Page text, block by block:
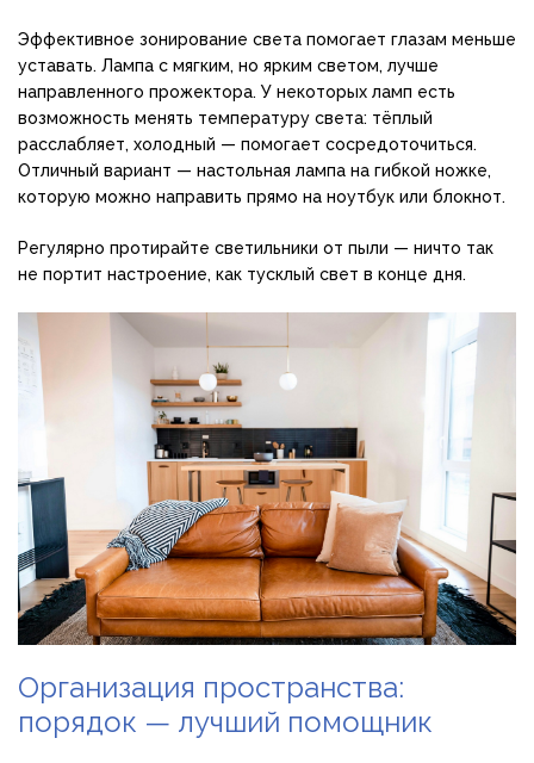
Эффективное зонирование света помогает глазам меньше
уставать. Лампа с мягким, но ярким светом, лучше
направленного прожектора. У некоторых ламп есть
возможность менять температуру света: тёплый
расслабляет, холодный — помогает сосредоточиться.
Отличный вариант — настольная лампа на гибкой ножке,
которую можно направить прямо на ноутбук или блокнот.
Регулярно протирайте светильники от пыли — ничто так
не портит настроение, как тусклый свет в конце дня.
Организация пространства:
порядок — лучший помощник